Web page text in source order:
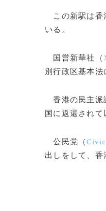
この新駅は香
いる。
国営新華社（
別行政区基本法
香港の民主派
国に返還されて
公民党（
出しをして、